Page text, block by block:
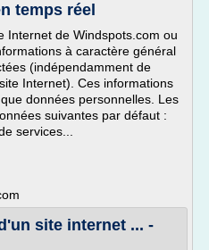
temps réel
Internet de Windspots.com ou
à caractère général
(indépendamment de
Internet). Ces informations
données personnelles. Les
suivantes par défaut :
services...
site internet ... -